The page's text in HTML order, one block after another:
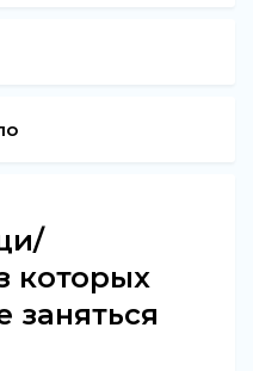
которых
заняться